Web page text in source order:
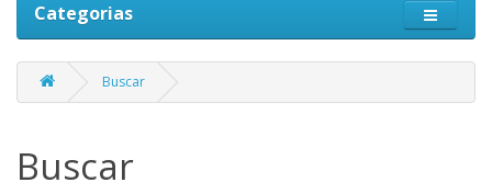
Categorias
Buscar
Buscar